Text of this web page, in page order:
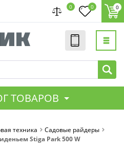
0 0 0
ТОВАРОВ
техника
Садовые райдеры
Stiga Park 500 W